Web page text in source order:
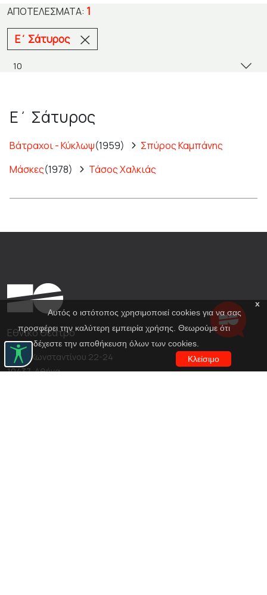
ΑΠΟΤΕΛΈΣΜΑΤΑ: 1
Ε΄ Σάτυρος
Ε΄ Σάτυρος
Βάτραχοι - Κύκλωψ(1959)
Σπύρος Καμπάνης
Μάσκες(1978) Τάσος Χαλκιάς
x
Αυτός ο ιστότοπος χρησιμοποιεί cookies για να σας
προσφέρει την καλύτερη εμπειρία χρήσης. Θεωρούμε ότι
αποδέχεστε την αποθήκευση όλων των cookies.
Κλείσιμο
Εθνικό Θέατρο
Αγίου Κωνσταντίνου 22-24
10437, Αθήνα